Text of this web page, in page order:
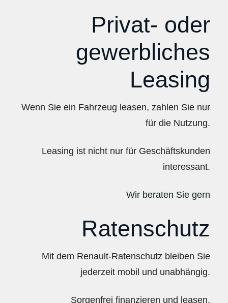
Privat- oder
gewerbliches
Leasing
Wenn Sie ein Fahrzeug leasen, zahlen Sie nur
für die Nutzung.
Leasing ist nicht nur für Geschäftskunden
interessant.
Wir beraten Sie gern
Ratenschutz
Mit dem Renault-Ratenschutz bleiben Sie
jederzeit mobil und unabhängig.
Sorgenfrei finanzieren und leasen.